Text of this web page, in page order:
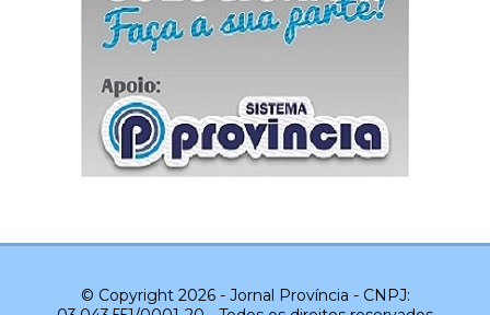
© Copyright 2026 - Jornal Província - CNPJ: